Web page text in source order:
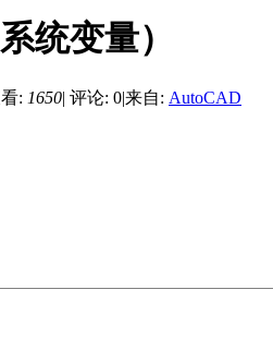
统变量）
: 1650| 评论: 0|来自: AutoCAD